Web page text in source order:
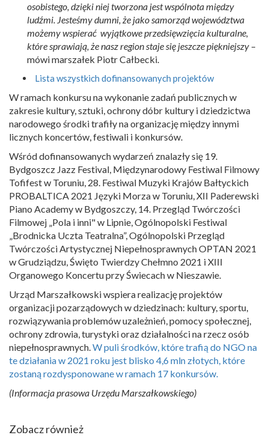
osobistego, dzięki niej tworzona jest wspólnota między
ludźmi. Jesteśmy dumni, że jako samorząd województwa
możemy wspierać wyjątkowe przedsięwzięcia kulturalne,
które sprawiają, że nasz region staje się jeszcze piękniejszy –
mówi marszałek Piotr Całbecki.
Lista wszystkich dofinansowanych projektów
W ramach konkursu na wykonanie zadań publicznych w
zakresie kultury, sztuki, ochrony dóbr kultury i dziedzictwa
narodowego środki trafiły na organizację między innymi
licznych koncertów, festiwali i konkursów.
Wśród dofinansowanych wydarzeń znalazły się 19.
Bydgoszcz Jazz Festival, Międzynarodowy Festiwal Filmowy
Tofifest w Toruniu, 28. Festiwal Muzyki Krajów Bałtyckich
PROBALTICA 2021 Języki Morza w Toruniu, XII Paderewski
Piano Academy w Bydgoszczy, 14. Przegląd Twórczości
Filmowej „Pola i inni" w Lipnie, Ogólnopolski Festiwal
„Brodnicka Uczta Teatralna”, Ogólnopolski Przegląd
Twórczości Artystycznej Niepełnosprawnych OPTAN 2021
w Grudziądzu, Święto Twierdzy Chełmno 2021 i XIII
Organowego Koncertu przy Świecach w Nieszawie.
Urząd Marszałkowski wspiera realizację projektów
organizacji pozarządowych w dziedzinach: kultury, sportu,
rozwiązywania problemów uzależnień, pomocy społecznej,
ochrony zdrowia, turystyki oraz działalności na rzecz osób
niepełnosprawnych.W puli środków, które trafią do NGO na
te działania w 2021 roku jest blisko 4,6 mln złotych, które
zostaną rozdysponowane w ramach 17 konkursów.
(Informacja prasowa Urzędu Marszałkowskiego)
Zobacz również